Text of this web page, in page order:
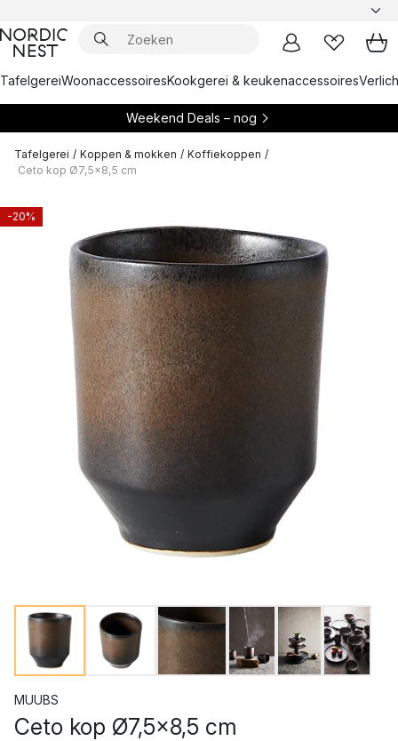
TafelgereiWoonaccessoiresKookgerei & keukenaccessoires
Weekend Deals – nog
Tafelgerei / Koppen & mokken / Koffiekoppen /
Ceto kop Ø7,5x8,5 cm
-20%
MUUBS
Ceto kop Ø7,5x8,5 cm